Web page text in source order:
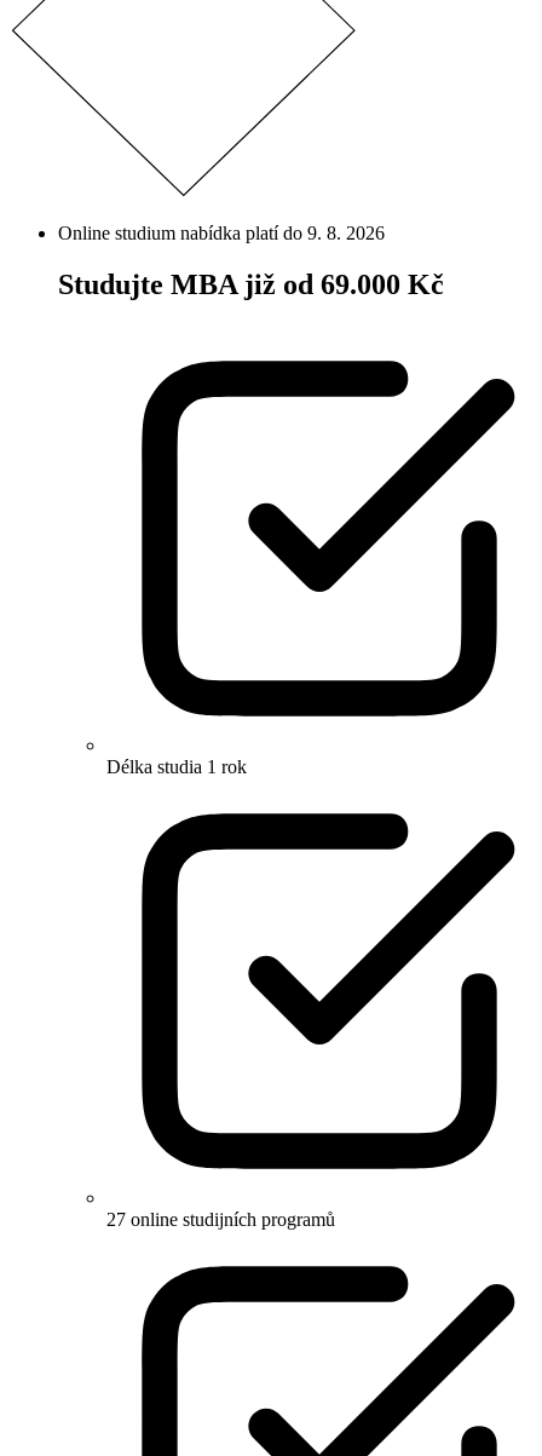
Online studium nabídka platí do 9. 8. 2026
Studujte MBA již od 69.000 Kč
Délka studia 1 rok
27 online studijních programů